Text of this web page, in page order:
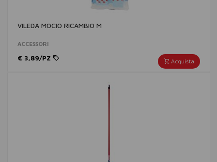
VILEDA MOCIO RICAMBIO M
ACCESSORI
Acquista
€ 3,89/PZ